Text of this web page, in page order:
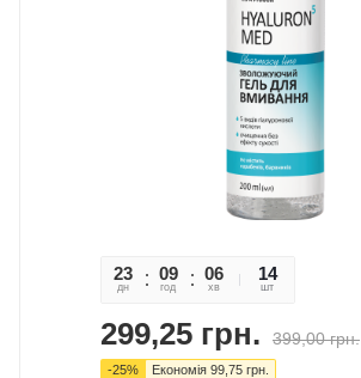
23
дн
09
год
06
хв
25
сек
14
шт
299,25 грн. 399,00грн.
-25% Економія 99,75 грн.